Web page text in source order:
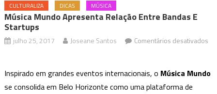
CULTURALIZA DICAS MÚSICA
Música Mundo Apresenta Relação Entre Bandas E
Startups
julho 25, 2017 Joseane Santos
Comentários desativados
Mundo
Apresenta
Inspirado em grandes eventos internacionais, o Música Mundo
se consolida em Belo Horizonte como uma plataforma de